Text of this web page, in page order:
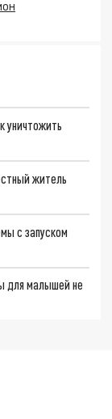
уничтожить
житель
с запуском
для малышей не